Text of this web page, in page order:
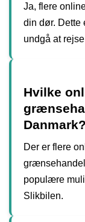
Ja, flere
din dør. Dette
undgå at
Hvilke
Danmark?
Der er flere
populære
Slikbilen.